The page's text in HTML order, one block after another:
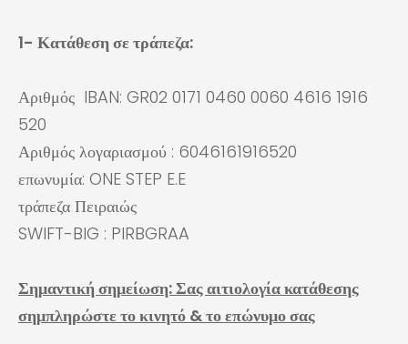
1- Κατάθεση σε τράπεζα:
Αριθμός IBAN: GR02 0171 0460 0060 4616 1916
520
Αριθμός λογαριασμού : 6046161916520
επωνυμία: ONE STEP E.E
τράπεζα Πειραιώς
SWIFT-BIG : PIRBGRAA
Σημαντική σημείωση: Σας αιτιολογία κατάθεσης
σημπληρώστε το κινητό & το επώνυμο σας